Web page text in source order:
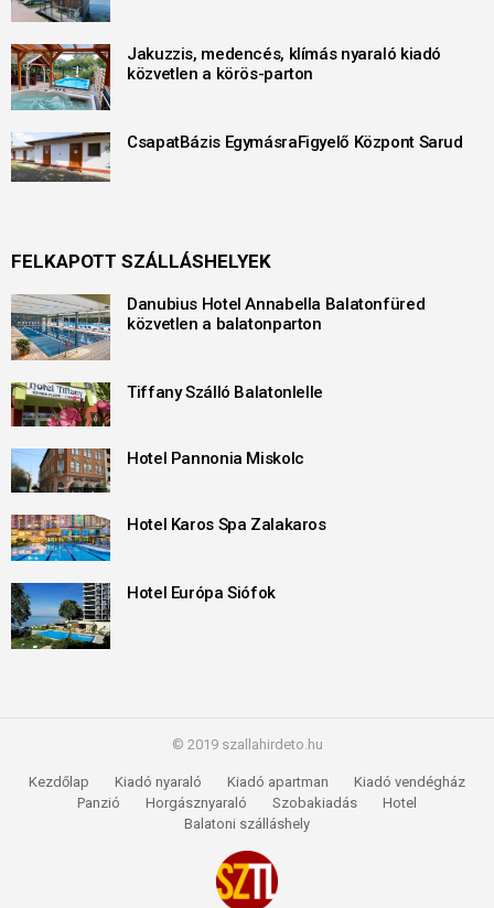
Jakuzzis, medencés, klímás nyaraló kiadó
közvetlen a körös-parton
CsapatBázis EgymásraFigyelő Központ Sarud
FELKAPOTT SZÁLLÁSHELYEK
Danubius Hotel Annabella Balatonfüred
közvetlen a balatonparton
Tiffany Szálló Balatonlelle
Hotel Pannonia Miskolc
Hotel Karos Spa Zalakaros
Hotel Európa Siófok
© 2019 szallahirdeto.hu
Kezdőlap Kiadó nyaraló Kiadó apartman
Kiadó vendégház
Panzió
Horgásznyaraló Szobakiadás
Hotel
Balatoni szálláshely